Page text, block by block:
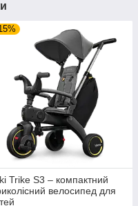
Trike S3 – компактний
велосипед для